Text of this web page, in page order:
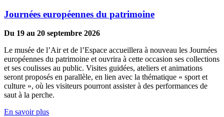
Journées européennes du patrimoine
Du 19 au 20 septembre 2026
Le musée de l’Air et de l’Espace accueillera à nouveau les Journées
européennes du patrimoine et ouvrira à cette occasion ses collections
et ses coulisses au public. Visites guidées, ateliers et animations
seront proposés en parallèle, en lien avec la thématique « sport et
culture », où les visiteurs pourront assister à des performances de
saut à la perche.
En savoir plus